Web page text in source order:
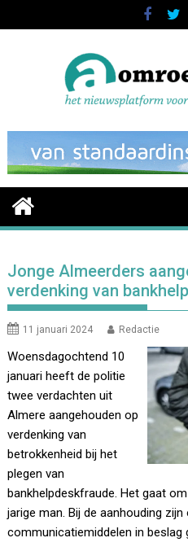
to
Jonge Almeerders
verdenking van
11 januari 2024 Redactie
Woensdagochtend 10
januari heeft de politie
twee verdachten uit
Almere aangehouden op
verdenking van
betrokkenheid bij het
plegen van
bankhelpdeskfraude. Het gaat
jarige man. Bij de aanhouding zijn
communicatiemiddelen in beslag